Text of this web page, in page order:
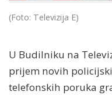
(Foto: Televizija E)
U Budilniku na
prijem novih
telefonskih poruka